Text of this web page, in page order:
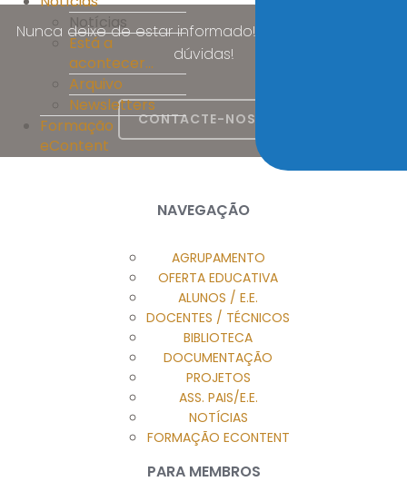
Notícias
Está a
acontecer...
Arquivo
Newsletters
Formação
eContent
Nunca deixe de estar informado! Esclareça as suas
dúvidas!
CONTACTE-NOS
NAVEGAÇÃO
AGRUPAMENTO
OFERTA EDUCATIVA
ALUNOS / E.E.
DOCENTES / TÉCNICOS
BIBLIOTECA
DOCUMENTAÇÃO
PROJETOS
ASS. PAIS/E.E.
NOTÍCIAS
FORMAÇÃO ECONTENT
PARA MEMBROS